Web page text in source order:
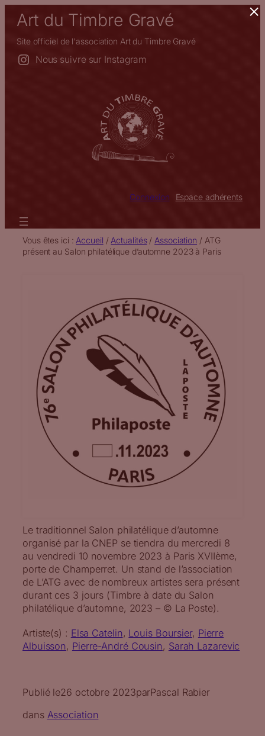
Aller
contenu
Art du Timbre Gravé
Site officiel de l'association Art du Timbre Gravé
Nous suivre sur Instagram
Connexion Espace adhérents
Vous êtes ici : Accueil / Actualités/ Association / ATG
présent au Salon philatélique d’automne 2023 à Paris
Le traditionnel Salon philatélique d’automne
organisé par la CNEP se tiendra du mercredi 8
au vendredi 10 novembre 2023 à Paris XVIIème,
porte de Champerret. Un stand de l’association
de L’ATG avec de nombreux artistes sera présent
durant ces 3 jours (Timbre à date du Salon
philatélique d’automne, 2023 – © La Poste).
Artiste(s) : Elsa Catelin , Louis Boursier, Pierre
Albuisson , Pierre-André Cousin , Sarah Lazarevic
Publié le26 octobre 2023parPascal Rabier
dans Association
×